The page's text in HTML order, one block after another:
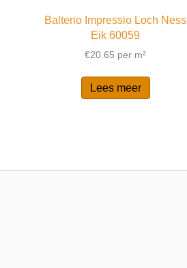
Balterio Impressio Loch Ness
Eik 60059
€20.65 per m²
Lees meer